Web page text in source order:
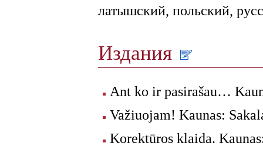
латышский, польский,
Издания
Ant ko ir pasirašau…
Važiuojam! Kaunas:
Korektūros klaida.